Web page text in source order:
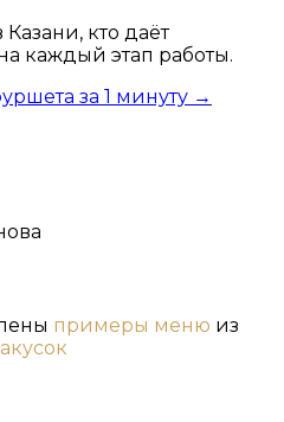
кто даёт
каждый этап работы.
за 1 минуту →
примеры меню из